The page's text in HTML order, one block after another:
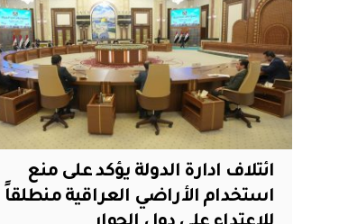
ائتلاف ادارة الدولة يؤكد على منع
استخدام الأراضي العراقية منطلقاً